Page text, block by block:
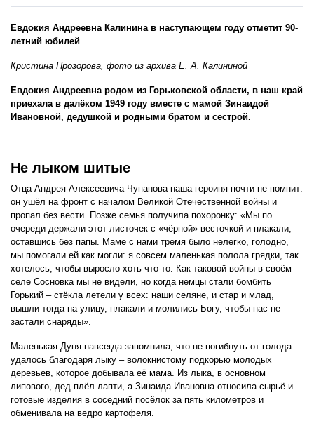
Евдокия Андреевна Калинина в наступающем году отметит 90-
летний юбилей
Кристина Прозорова, фото из архива Е. А. Калининой
Евдокия Андреевна родом из Горьковской области, в наш край
приехала в далёком 1949 году вместе с мамой Зинаидой
Ивановной, дедушкой и родными братом и сестрой.
Не лыком шитые
Отца Андрея Алексеевича Чупанова наша героиня почти не помнит:
он ушёл на фронт с началом Великой Отечественной войны и
пропал без вести. Позже семья получила похоронку: «Мы по
очереди держали этот листочек с «чёрной» весточкой и плакали,
оставшись без папы. Маме с нами тремя было нелегко, голодно,
мы помогали ей как могли: я совсем маленькая полола грядки, так
хотелось, чтобы выросло хоть что-то. Как таковой войны в своём
селе Сосновка мы не видели, но когда немцы стали бомбить
Горький – стёкла летели у всех: наши селяне, и стар и млад,
вышли тогда на улицу, плакали и молились Богу, чтобы нас не
застали снаряды».
Маленькая Дуня навсегда запомнила, что не погибнуть от голода
удалось благодаря лыку – волокнистому подкорью молодых
деревьев, которое добывала её мама. Из лыка, в основном
липового, дед плёл лапти, а Зинаида Ивановна относила сырьё и
готовые изделия в соседний посёлок за пять километров и
обменивала на ведро картофеля.